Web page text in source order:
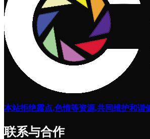
本站拒绝露点,色情等资源,共同维护和谐
联系与合作